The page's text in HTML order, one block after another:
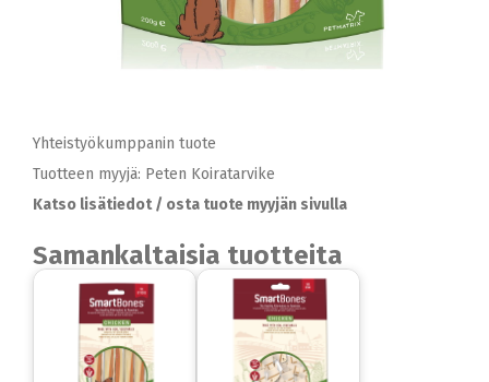
Yhteistyökumppanin tuote
Tuotteen myyjä: Peten Koiratarvike
Katso lisätiedot / osta tuote myyjän sivulla
Samankaltaisia tuotteita